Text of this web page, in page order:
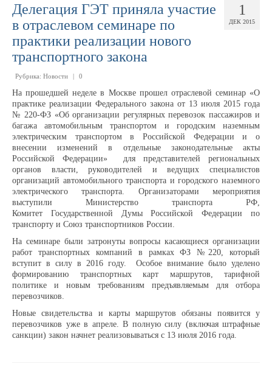
История развития предприятия
Структура и руководство предприятия
Музей и экскурсионная работа
Доска почёта
Династии
Программы предприятия
Противодействие коррупции
Специальная оценка условий труда
1
ДЕК 2015
Делегация ГЭТ приняла участие
в отраслевом семинаре по
практики реализации нового
транспортного закона
Рубрика: Новости | 0
На прошедшей неделе в Москве прошел отраслевой семинар «О
практике реализации Федерального закона от 13 июля 2015 года
№ 220-ФЗ «Об организации регулярных перевозок пассажиров и
багажа автомобильным транспортом и городским наземным
электрическим транспортом в Российской Федерации и о
внесении изменений в отдельные законодательные акты
Российской Федерации» для представителей региональных
органов власти, руководителей и ведущих специалистов
организаций автомобильного транспорта и городского наземного
электрического транспорта. Организаторами мероприятия
выступили Министерство транспорта РФ,
Комитет Государственной Думы Российской Федерации по
транспорту и Союз транспортников России.
На семинаре были затронуты вопросы касающиеся организации
работ транспортных компаний в рамках ФЗ №220, который
вступит в силу в 2016 году. Особое внимание было уделено
формированию транспортных карт маршрутов, тарифной
политике и новым требованиям предъявляемым для отбора
перевозчиков.
Новые свидетельства и карты маршрутов обязаны появится у
перевозчиков уже в апреле. В полную силу (включая штрафные
санкции) закон начнет реализовываться с 13 июля 2016 года.